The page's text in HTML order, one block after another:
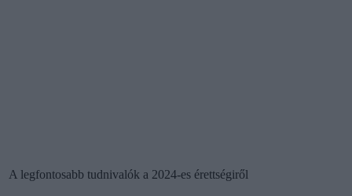
A legfontosabb tudnivalók a 2024-es érettségiről